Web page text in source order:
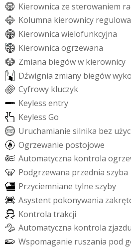
Kierownica ze sterowaniem ra
Kolumna kierownicy regulowa
Kierownica wielofunkcyjna
Kierownica ogrzewana
Zmiana biegóww kierownicy
Dźwignia zmiany biegówwyko
Cyfrowy kluczyk
Keyless entry
Keyless Go
Uruchamianie silnika bez użyc
Ogrzewanie postojowe
Automatyczna kontrola ogrze
Podgrzewana przednia szyba
Przyciemniane tylne szyby
Asystent pokonywania zakręt
Kontrola trakcji
Automatyczna kontrola zjazdu
Wspomaganie ruszania pod g